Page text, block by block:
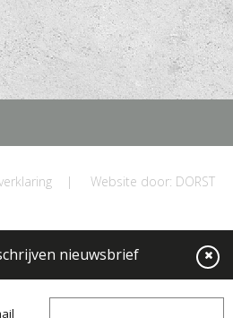
nieuwsbrief
| Website door: DORST